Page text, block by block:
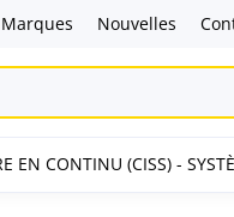
Marques Nouvelles
EN CONTINU (CISS) -